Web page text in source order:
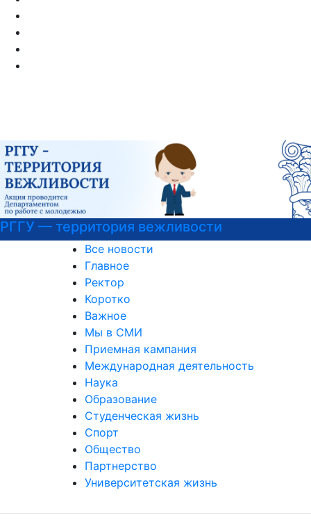
Программы профпереподготовки
Все новости
Главное
Ректор
Коротко
Важное
Мы в СМИ
Приемная кампания
Международная деятельность
Наука
Образование
Студенческая жизнь
Спорт
Общество
Партнерство
Университетская жизнь